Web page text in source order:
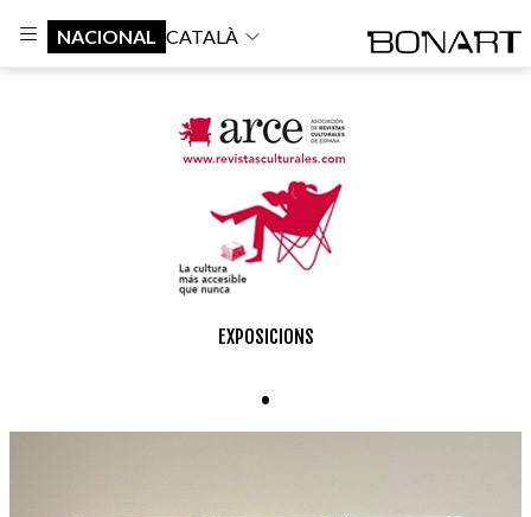
NACIONAL CATALÀ
EXPOSICIONS
.